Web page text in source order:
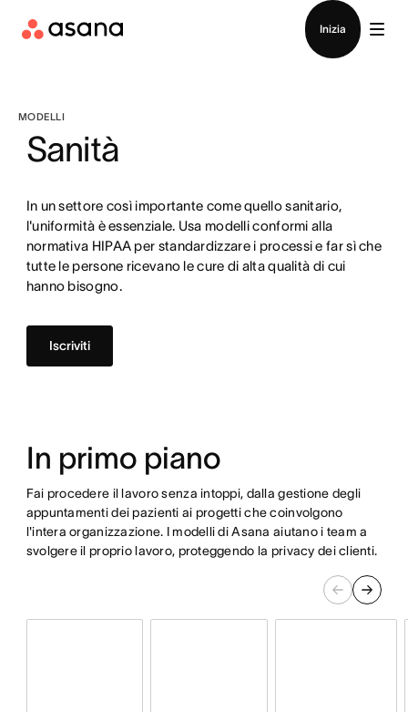
Inizia
MODELLI
Sanità
In un settore così importante come quello sanitario,
l'uniformità è essenziale. Usa modelli conformi alla
normativa HIPAA per standardizzare i processi e far sì che
tutte le persone ricevano le cure di alta qualità di cui
hanno bisogno.
Iscriviti
In primo piano
Fai procedere il lavoro senza intoppi, dalla gestione degli
appuntamenti dei pazienti ai progetti che coinvolgono
l'intera organizzazione. I modelli di Asana aiutano i team a
svolgere il proprio lavoro, proteggendo la privacy dei clienti.